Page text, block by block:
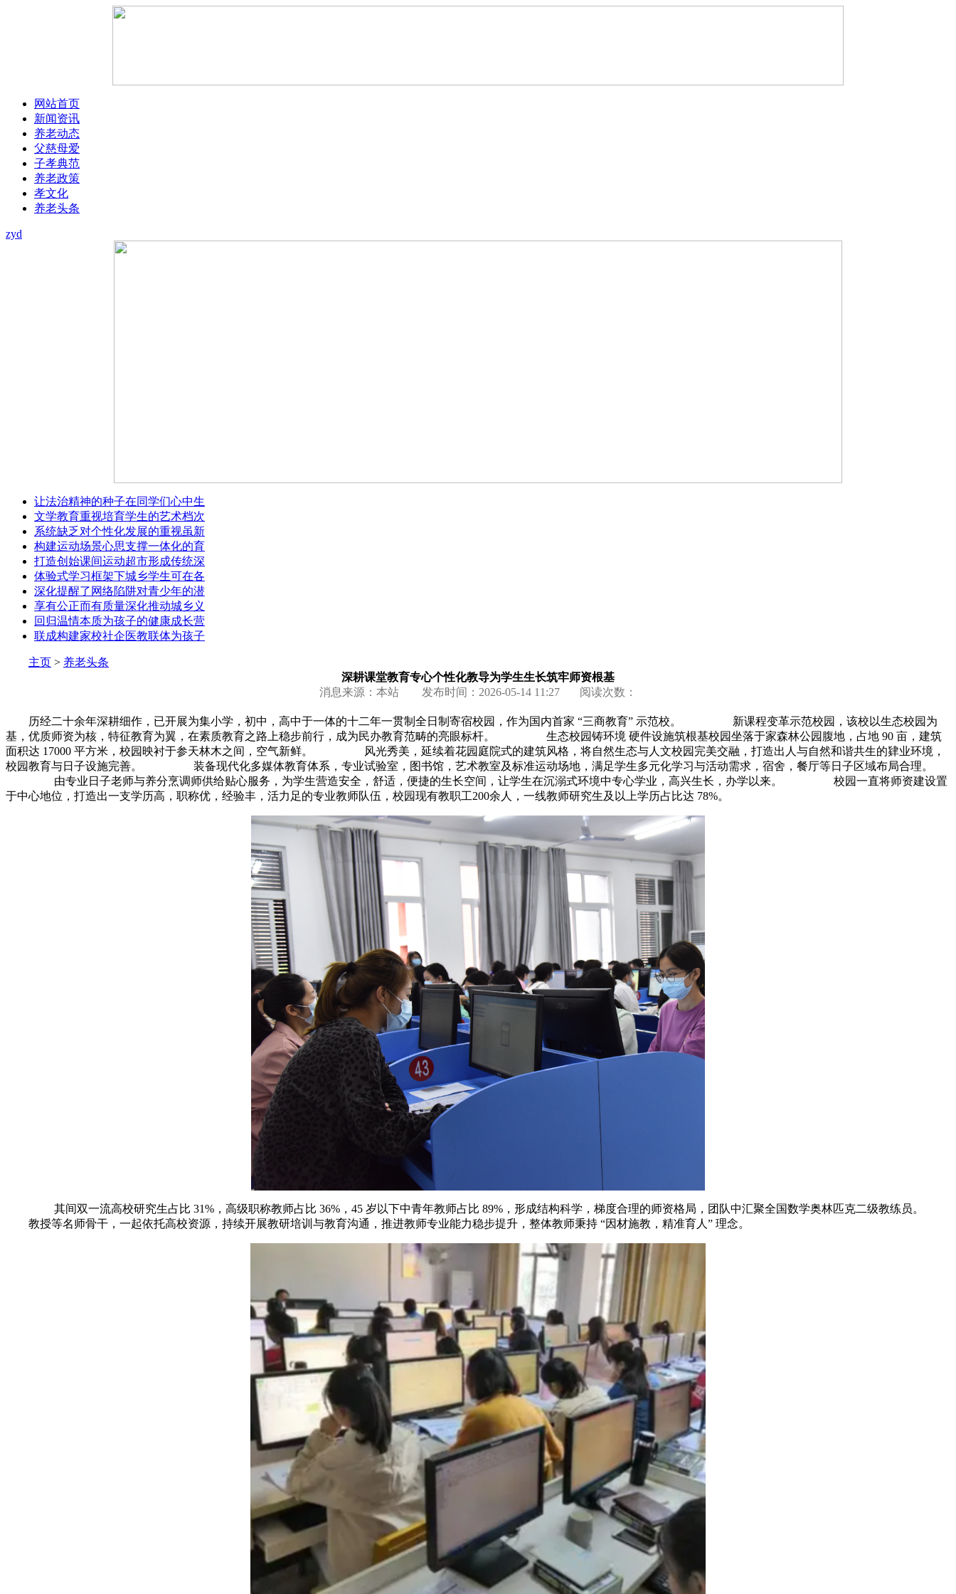
网站首页
新闻资讯
养老动态
父慈母爱
子孝典范
养老政策
孝文化
养老头条
zyd
让法治精神的种子在同学们心中生
文学教育重视培育学生的艺术档次
系统缺乏对个性化发展的重视虽新
构建运动场景心思支撑一体化的育
打造创始课间运动超市形成传统深
体验式学习框架下城乡学生可在各
深化提醒了网络陷阱对青少年的潜
享有公正而有质量深化推动城乡义
回归温情本质为孩子的健康成长营
联成构建家校社企医教联体为孩子
主页 > 养老头条
深耕课堂教育专心个性化教导为学生生长筑牢师资根基
消息来源：本站
发布时间：2026-05-14 11:27 阅读次数：
历经二十余年深耕细作，已开展为集小学，初中，高中于一体的十二年一贯制全日制寄宿校园，作为国内首家 “三商教育” 示范校。 新课程变革示范校园，该校以生态校园为
基，优质师资为核，特征教育为翼，在素质教育之路上稳步前行，成为民办教育范畴的亮眼标杆。 生态校园铸环境 硬件设施筑根基校园坐落于家森林公园腹地，占地 90 亩，建筑
面积达 17000 平方米，校园映衬于参天林木之间，空气新鲜。 风光秀美，延续着花园庭院式的建筑风格，将自然生态与人文校园完美交融，打造出人与自然和谐共生的肄业环境，
校园教育与日子设施完善。 装备现代化多媒体教育体系，专业试验室，图书馆，艺术教室及标准运动场地，满足学生多元化学习与活动需求，宿舍，餐厅等日子区域布局合理。
由专业日子老师与养分烹调师供给贴心服务，为学生营造安全，舒适，便捷的生长空间，让学生在沉溺式环境中专心学业，高兴生长，办学以来。 校园一直将师资建设置
于中心地位，打造出一支学历高，职称优，经验丰，活力足的专业教师队伍，校园现有教职工200余人，一线教师研究生及以上学历占比达 78%。
其间双一流高校研究生占比 31%，高级职称教师占比 36%，45 岁以下中青年教师占比 89%，形成结构科学，梯度合理的师资格局，团队中汇聚全国数学奥林匹克二级教练员。
教授等名师骨干，一起依托高校资源，持续开展教研培训与教育沟通，推进教师专业能力稳步提升，整体教师秉持 “因材施教，精准育人” 理念。